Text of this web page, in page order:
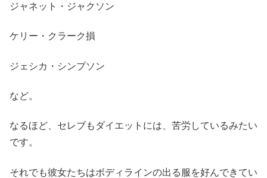
ジャネット・ジャクソン
ケリー・クラーク損
ジェシカ・シンプソン
など。
なるほど、セレブもダイエットには、苦労しているみたい
です。
それでも彼女たちはボディラインの出る服を好んできてい